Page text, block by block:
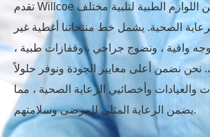
تقدم Willcoe مجموعة واسعة من اللوازم الطبية لتلبية مختلف
الصحية. يشمل خط منتجاتنا أغطية غير
واقية ، ونضوج جراحي ، وقفازات طبية ،
نحن نضمن أعلى معايير الجودة ونوفر حلولاً
والعيادات وأخصائيي الرعاية الصحية ، مما
يضمن الرعاية المثلى للمرضى وسلامتهم.